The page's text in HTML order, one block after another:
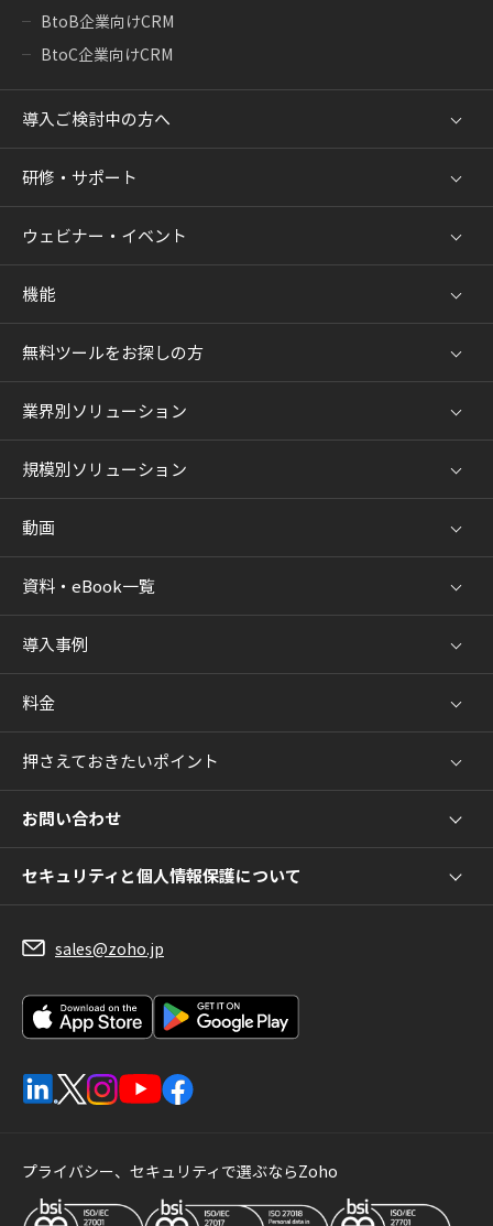
BtoB企業向けCRM
BtoC企業向けCRM
導入ご検討中の方へ
研修・サポート
ウェビナー・イベント
機能
無料ツールをお探しの方
業界別ソリューション
規模別ソリューション
動画
資料・eBook一覧
導入事例
料金
押さえておきたいポイント
お問い合わせ
セキュリティと個人情報保護について
sales@zoho.jp
プライバシー、セキュリティで選ぶならZoho